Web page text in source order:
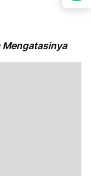
Mengatasinya